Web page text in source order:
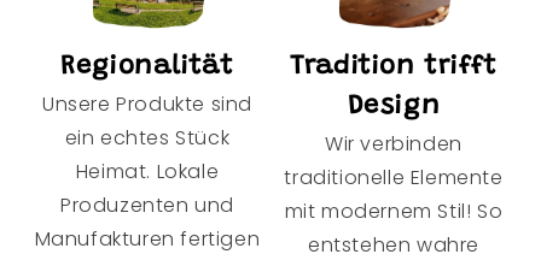
Regionalität
Unsere Produkte sind
ein echtes Stück
Heimat. Lokale
Produzenten und
Manufakturen fertigen
Tradition trifft
Design
Wir verbinden
traditionelle Elemente
mit modernem Stil! So
entstehen wahre